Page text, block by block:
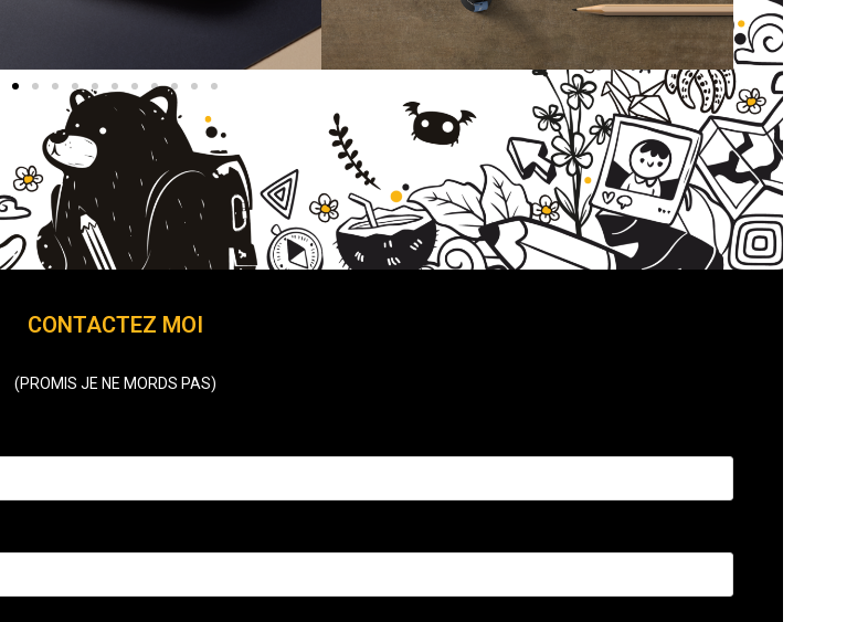
CONTACTEZ MOI
(PROMIS JE NE MORDS PAS)